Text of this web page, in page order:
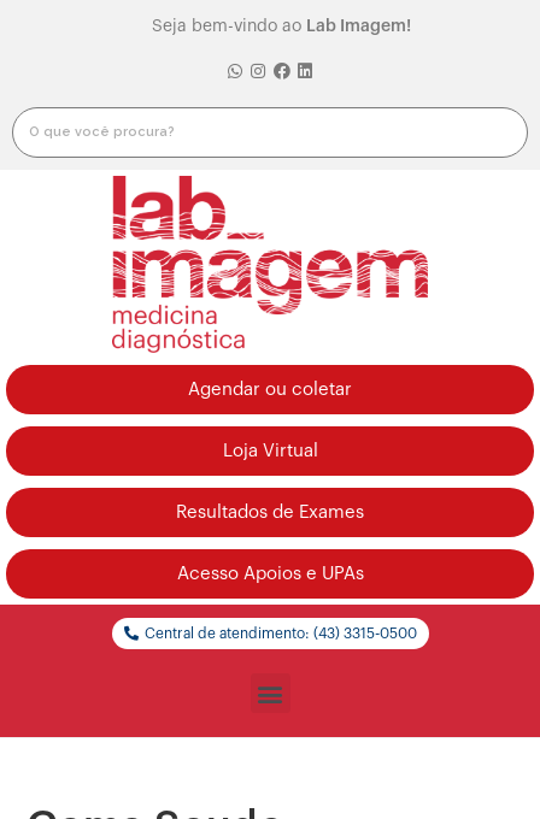
Seja bem-vindo ao Lab Imagem!
Agendar ou coletar
Loja Virtual
Resultados de Exames
Acesso Apoios e UPAs
Central de atendimento: (43) 3315-0500